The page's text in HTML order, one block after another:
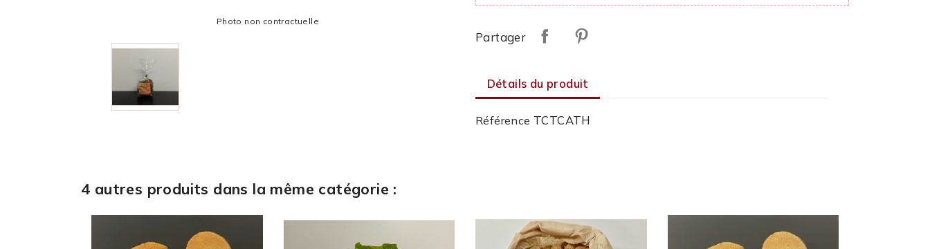
Photo non contractuelle
Partager
Détails du produit
Référence TCTCATH
4 autres produits dans la même catégorie :